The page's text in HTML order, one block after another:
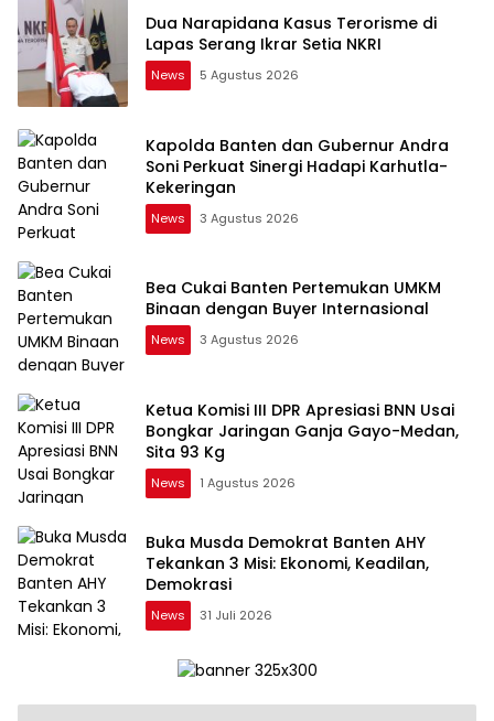
Dua Narapidana Kasus Terorisme di
Lapas Serang Ikrar Setia NKRI
News 5 Agustus 2026
Kapolda Banten dan Gubernur Andra
Soni Perkuat Sinergi Hadapi Karhutla-
Kekeringan
News 3 Agustus 2026
Bea Cukai Banten Pertemukan UMKM
Binaan dengan Buyer Internasional
News 3 Agustus 2026
Ketua Komisi III DPR Apresiasi BNN Usai
Bongkar Jaringan Ganja Gayo-Medan,
Sita 93 Kg
News 1 Agustus 2026
Buka Musda Demokrat Banten AHY
Tekankan 3 Misi: Ekonomi, Keadilan,
Demokrasi
News 31 Juli 2026